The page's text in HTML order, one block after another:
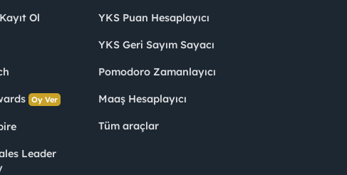
Ol
Oy Ver
Leader
YKS Puan Hesaplayıcı
YKS Geri Sayım Sayacı
Pomodoro Zamanlayıcı
Maaş Hesaplayıcı
Tüm araçlar